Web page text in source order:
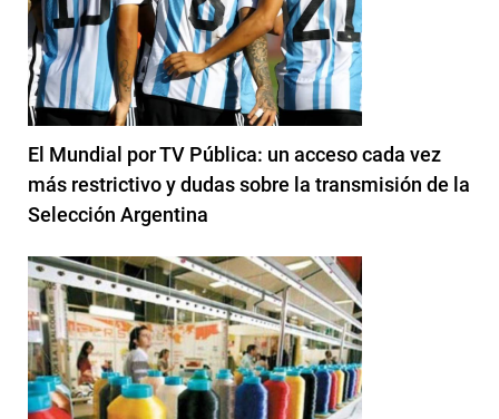
El Mundial por TV Pública: un acceso cada vez
más restrictivo y dudas sobre la transmisión de la
Selección Argentina